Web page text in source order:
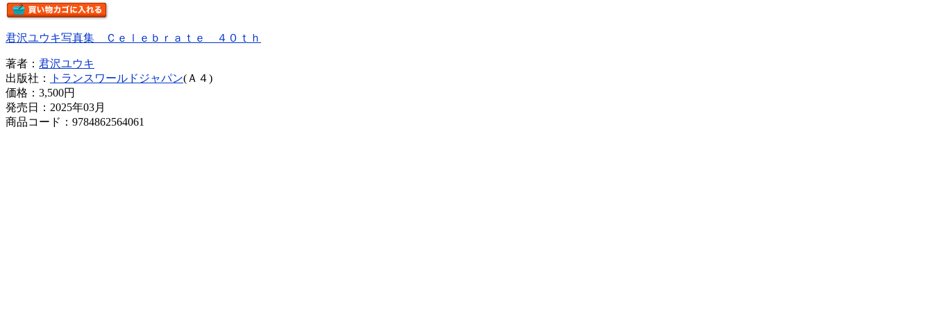
君沢ユウキ写真集 Ｃｅｌｅｂｒａｔｅ ４０ｔｈ
著者： 君沢ユウキ
出版社：
トランスワールドジャパン(Ａ４)
価格： 3,500円
発売日：2025年03月
商品コード：9784862564061